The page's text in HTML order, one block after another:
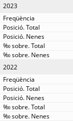
2023
2022